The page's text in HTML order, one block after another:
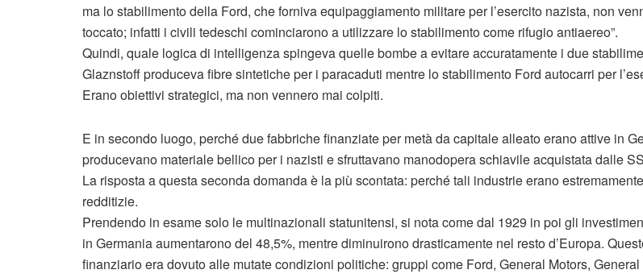
ma lo stabilimento della Ford, che forniva equipaggiamento militare per l’esercito nazista, non
toccato; infatti i civili tedeschi cominciarono a utilizzare lo stabilimento come rifugio antiaereo”.
Quindi, quale logica di intelligenza spingeva quelle bombe a evitare accuratamente i due
Glaznstoff produceva fibre sintetiche per i paracaduti mentre lo stabilimento Ford autocarri per
Erano obiettivi strategici, ma non vennero mai colpiti.
E in secondo luogo, perché due fabbriche finanziate per metà da capitale alleato erano attive in
producevano materiale bellico per i nazisti e sfruttavano manodopera schiavile acquistata dalle
La risposta a questa seconda domanda è la più scontata: perché tali industrie erano estremamente
redditizie.
Prendendo in esame solo le multinazionali statunitensi, si nota come dal 1929 in poi gli
in Germania aumentarono del 48,5%, mentre diminuirono drasticamente nel resto d’Europa.
finanziario era dovuto alle mutate condizioni politiche: gruppi come Ford, General Motors, General